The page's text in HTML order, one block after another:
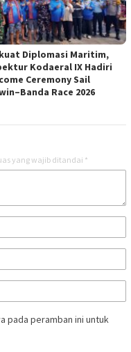
Diplomasi Maritim,
Kodaeral IX Hadiri
Ceremony Sail
Race 2026
yang wajib ditandai *
pada peramban ini untuk